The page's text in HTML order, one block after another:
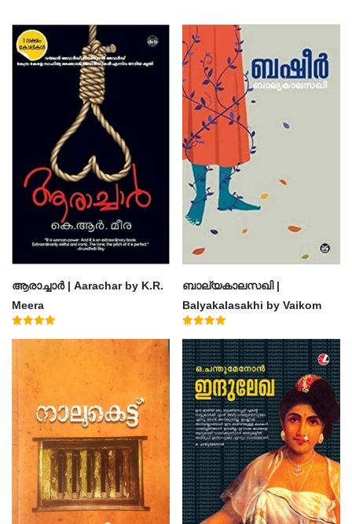
ആരാച്ചാര്‍ | Aarachar by K.R.
Meera
ബാല്യകാലസഖി |
Balyakalasakhi by Vaikom
Muhammad Basheer
4.60
out of 5